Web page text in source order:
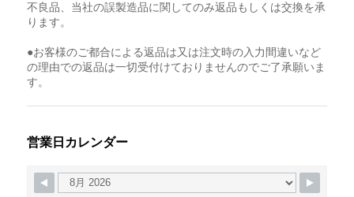
不良品、当社の誤製造品に関してのみ返品もしくは交換を承
ります。
●お客様のご都合による返品は又は注文時の入力間違いなど
の理由での返品は一切受付けておりませんのでご了承願いま
す。
営業日カレンダー